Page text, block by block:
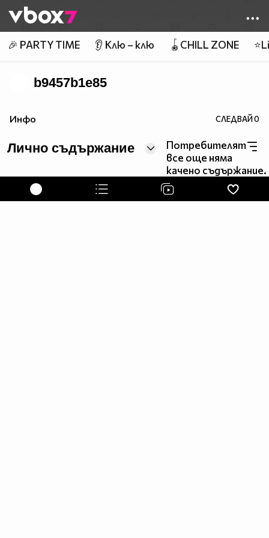
👾
🎉 PARTY TIME 👂 Клю – клю 🪀CHILL ZONE
b9457b1e85
Инфо СЛЕДВАЙ0
Лично съдържание
Потребителят
все още няма
качено съдържание.